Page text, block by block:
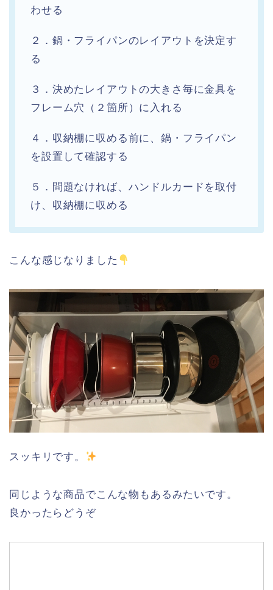
わせる
２．鍋・フライパンのレイアウトを決定す
る
３．決めたレイアウトの大きさ毎に金具を
フレーム穴（２箇所）に入れる
４．収納棚に収める前に、鍋・フライパン
を設置して確認する
５．問題なければ、ハンドルカードを取付
け、収納棚に収める
こんな感じなりました
スッキリです。
同じような商品でこんな物もあるみたいです。
良かったらどうぞ